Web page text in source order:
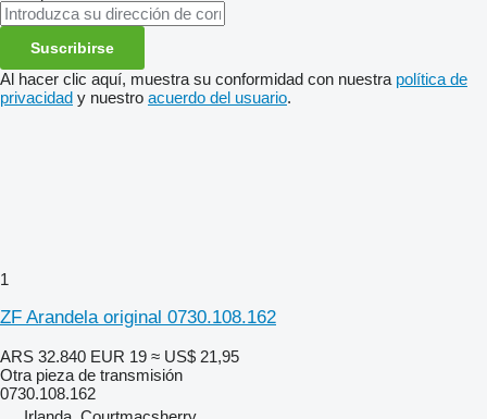
Suscribirse
Al hacer clic aquí, muestra su conformidad con nuestra política de
privacidad y nuestro acuerdo del usuario.
1
ZF Arandela original 0730.108.162
ARS 32.840 EUR 19 ≈ US$ 21,95
Otra pieza de transmisión
0730.108.162